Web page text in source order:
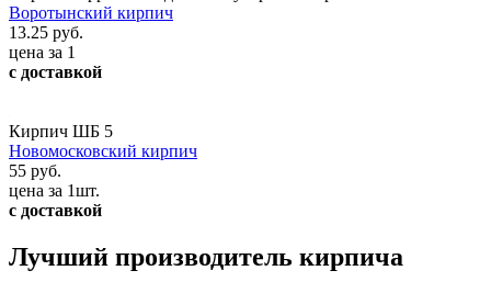
Воротынский кирпич
13.25 руб.
цена за 1
с доставкой
Кирпич ШБ 5
Новомосковский кирпич
55 руб.
цена за 1шт.
с доставкой
Лучший производитель кирпича